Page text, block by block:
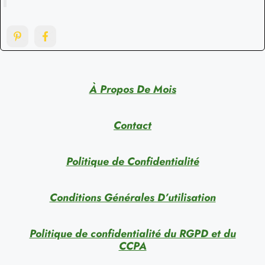
À Propos De Mois
Contact
Politique de Confidentialité
Conditions Générales D’utilisation
Politique de confidentialité du RGPD et du
CCPA